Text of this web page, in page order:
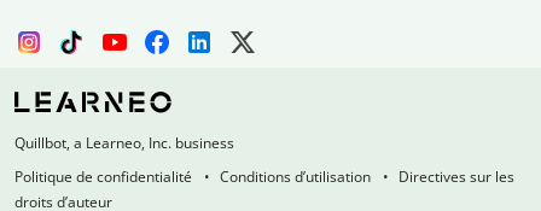
Quillbot, a Learneo, Inc. business
Politique de confidentialité
Conditions d’utilisation
Directives sur les
droits d’auteur